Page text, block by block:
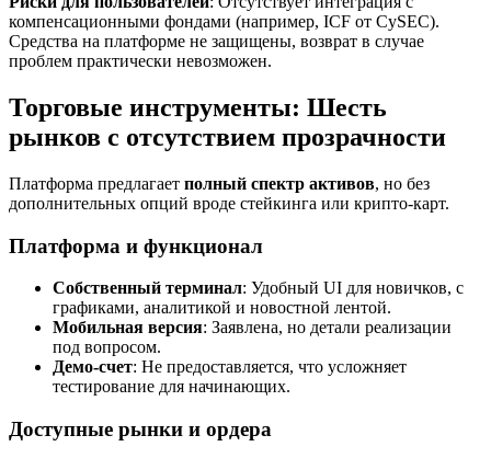
компенсационными фондами (например, ICF от CySEC).
Средства на платформе не защищены, возврат в случае
проблем практически невозможен.
Торговые инструменты: Шесть
рынков с отсутствием прозрачности
Платформа предлагает полный спектр активов, но без
дополнительных опций вроде стейкинга или крипто-карт.
Платформа и функционал
Собственный терминал: Удобный UI для новичков, с
графиками, аналитикой и новостной лентой.
Мобильная версия: Заявлена, но детали реализации
под вопросом.
Демо-счет: Не предоставляется, что усложняет
тестирование для начинающих.
Доступные рынки и ордера